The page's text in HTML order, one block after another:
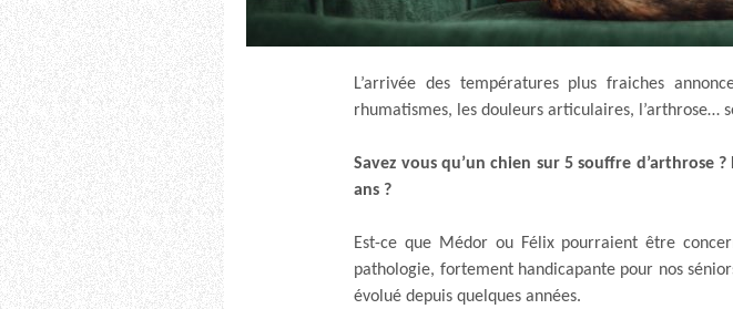
L’arrivée des températures plus fraiches
rhumatismes, les douleurs articulaires, l’arthrose…
Savez vous qu’un chien sur 5 souffre d’arthrose
ans ?
Est-ce que Médor ou Félix pourraient être
pathologie, fortement handicapante pour nos
évolué depuis quelques années.